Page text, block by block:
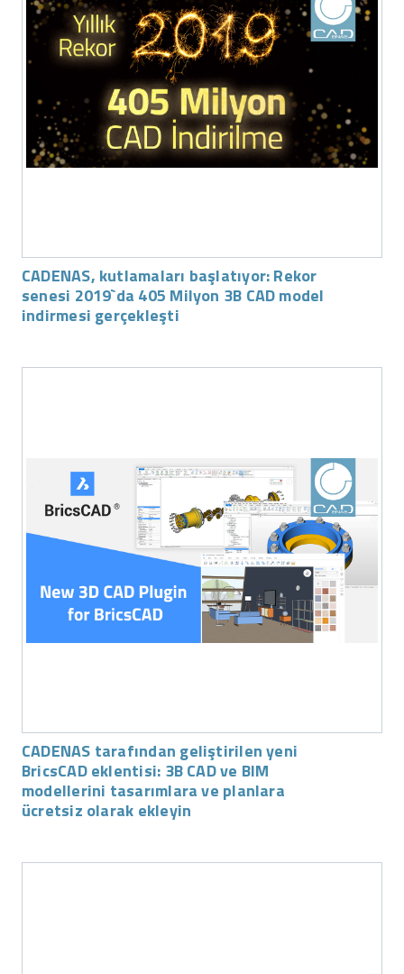
CADENAS, kutlamaları başlatıyor: Rekor
senesi 2019`da 405 Milyon 3B CAD model
indirmesi gerçekleşti
CADENAS tarafından geliştirilen yeni
BricsCAD eklentisi: 3B CAD ve BIM
modellerini tasarımlara ve planlara
ücretsiz olarak ekleyin